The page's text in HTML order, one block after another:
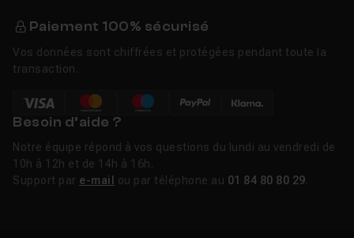
Paiement 100% sécurisé
Vos données sont chiffrées et protégées pendant toute la
transaction.
Besoin d’aide ?
Notre équipe répond à vos questions du lundi au vendredi de
10h à 12h et de 14h à 16h.
Support par e-mail ou par téléphone au 01 84 80 80 29